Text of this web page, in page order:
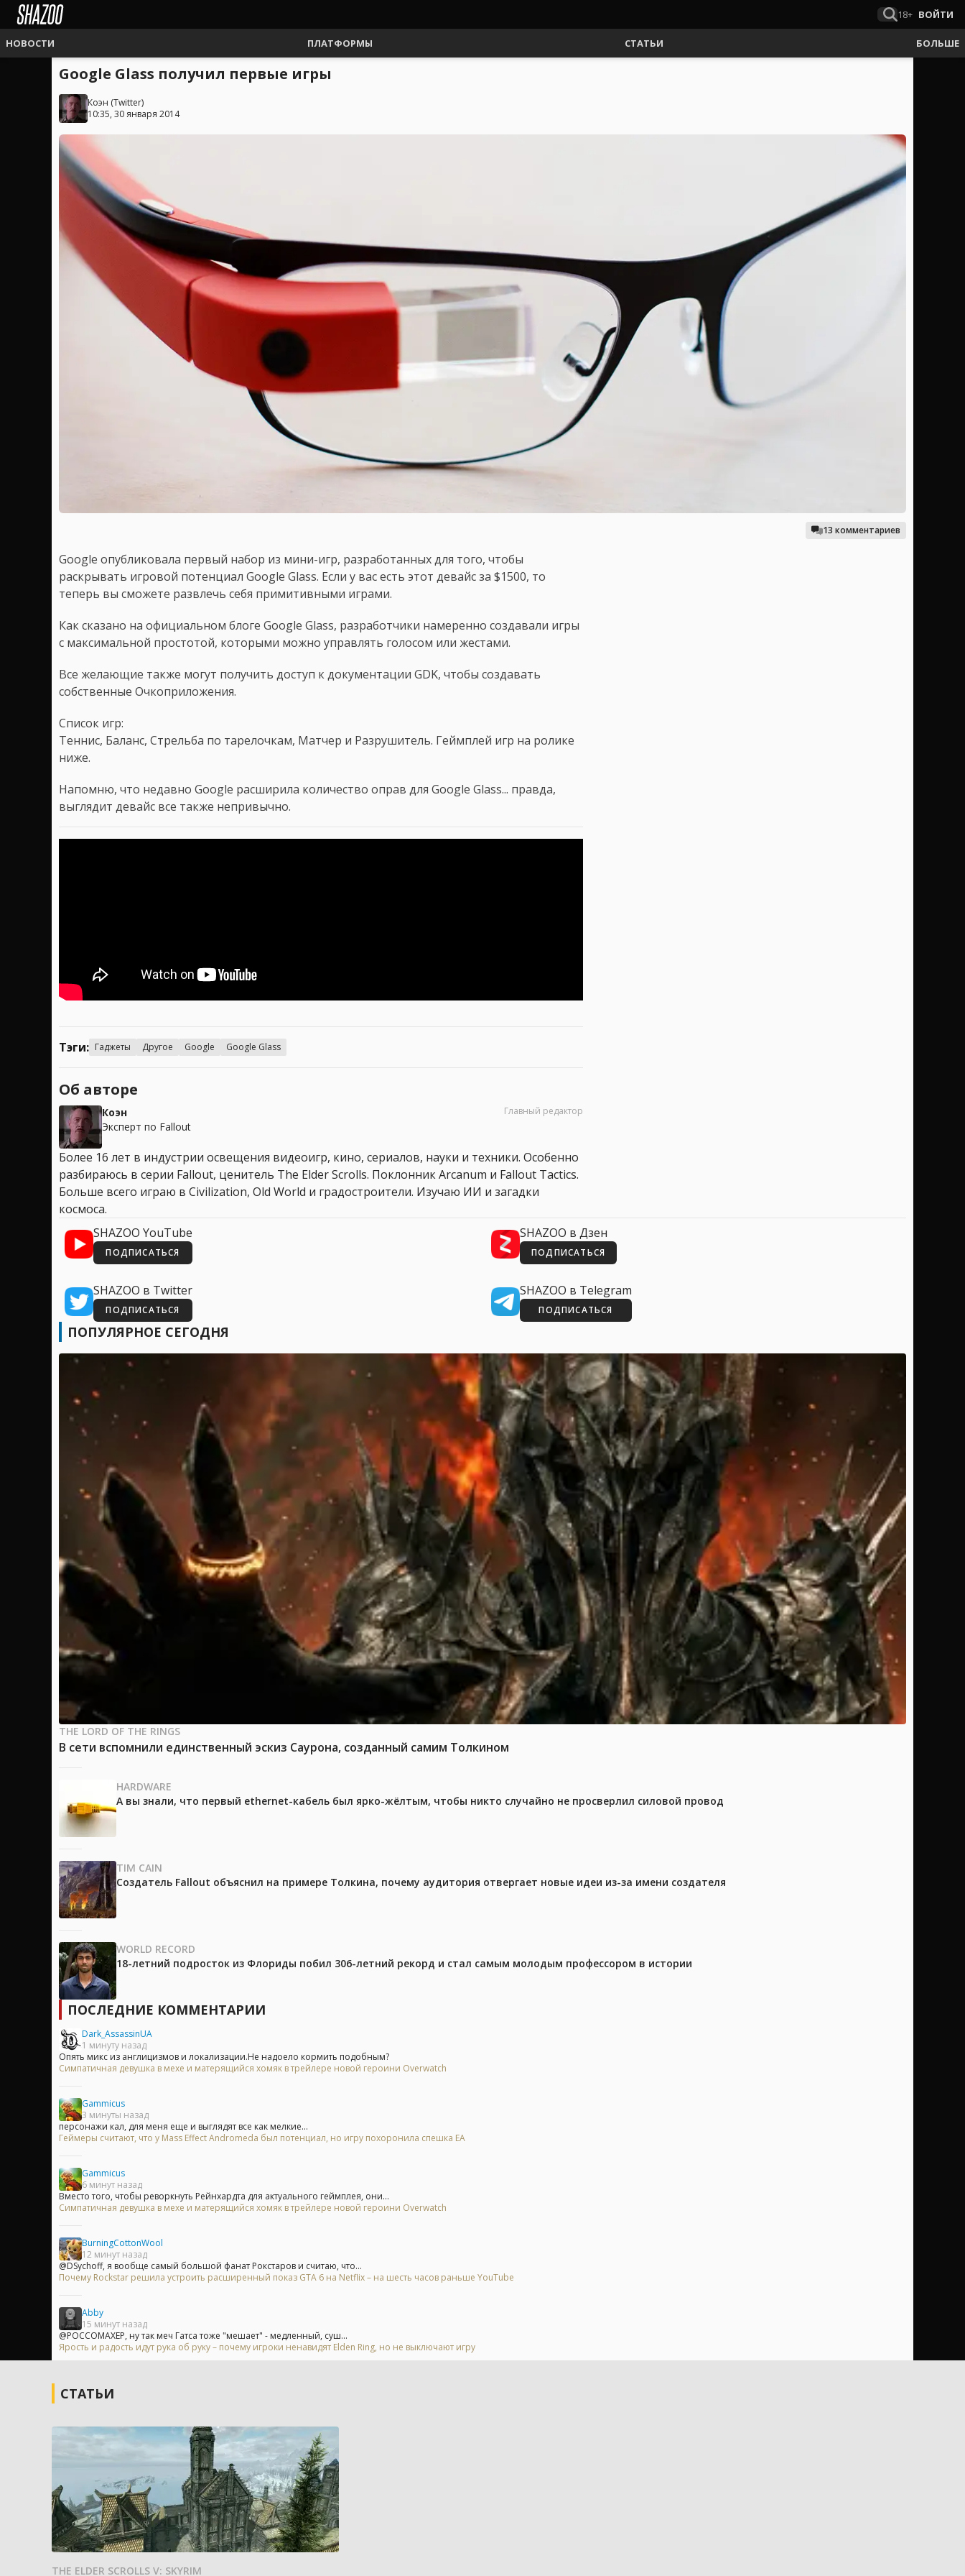
18+ ВОЙТИ
НОВОСТИ ПЛАТФОРМЫ СТАТЬИ БОЛЬШЕ
Google Glass получил первые игры
Коэн (Twitter)
10:35, 30 января 2014
13 комментариев
Google опубликовала первый набор из мини-игр, разработанных для того, чтобы
раскрывать игровой потенциал Google Glass. Если у вас есть этот девайс за $1500, то
теперь вы сможете развлечь себя примитивными играми.
Как сказано на официальном блоге Google Glass, разработчики намеренно создавали игры
с максимальной простотой, которыми можно управлять голосом или жестами.
Все желающие также могут получить доступ к документации GDK, чтобы создавать
собственные Очкоприложения.
Список игр:
Теннис, Баланс, Стрельба по тарелочкам, Матчер и Разрушитель. Геймплей игр на ролике
ниже.
Напомню, что недавно Google расширила количество оправ для Google Glass... правда,
выглядит девайс все также непривычно.
Тэги: Гаджеты Другое Google Google Glass
Об авторе
Коэн
Эксперт по Fallout
Главный редактор
Более 16 лет в индустрии освещения видеоигр, кино, сериалов, науки и техники. Особенно
разбираюсь в серии Fallout, ценитель The Elder Scrolls. Поклонник Arcanum и Fallout Tactics.
Больше всего играю в Civilization, Old World и градостроители. Изучаю ИИ и загадки
космоса.
SHAZOO YouTube
ПОДПИСАТЬСЯ
SHAZOO в Дзен
ПОДПИСАТЬСЯ
SHAZOO в Twitter
ПОДПИСАТЬСЯ
SHAZOO в Telegram
ПОДПИСАТЬСЯ
ПОПУЛЯРНОЕ СЕГОДНЯ
THE LORD OF THE RINGS
В сети вспомнили единственный эскиз Саурона, созданный самим Толкином
HARDWARE
А вы знали, что первый ethernet-кабель был ярко-жёлтым, чтобы никто случайно не просверлил силовой провод
TIM CAIN
Создатель Fallout объяснил на примере Толкина, почему аудитория отвергает новые идеи из-за имени создателя
WORLD RECORD
18-летний подросток из Флориды побил 306-летний рекорд и стал самым молодым профессором в истории
ПОСЛЕДНИЕ КОММЕНТАРИИ
Dark_AssassinUA
1 минуту назад
Опять микс из англицизмов и локализации.Не надоело кормить подобным?
Симпатичная девушка в мехе и матерящийся хомяк в трейлере новой героини Overwatch
Gammicus
3 минуты назад
персонажи кал, для меня еще и выглядят все как мелкие...
Геймеры считают, что у Mass Effect Andromeda был потенциал, но игру похоронила спешка EA
Gammicus
6 минут назад
Вместо того, чтобы реворкнуть Рейнхардта для актуального геймплея, они...
Симпатичная девушка в мехе и матерящийся хомяк в трейлере новой героини Overwatch
BurningCottonWool
12 минут назад
@DSychoff, я вообще самый большой фанат Рокстаров и считаю, что...
Почему Rockstar решила устроить расширенный показ GTA 6 на Netflix – на шесть часов раньше YouTube
Abby
15 минут назад
@POCCOMAXEP, ну так меч Гатса тоже "мешает" - медленный, суш...
Ярость и радость идут рука об руку – почему игроки ненавидят Elden Ring, но не выключают игру
СТАТЬИ
THE ELDER SCROLLS V: SKYRIM